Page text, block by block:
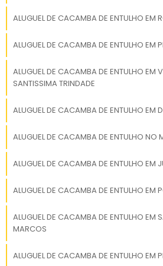
serviço de alta qualidade.
Comparar
Comparar orçamentos e
diferentes prestadores
oferta. A RH Guindastes
da eficiência. Além do
considerar a gama de
prazos e suporte ao cliente.
DICAS PARA
SERVIÇO DE
CAÇAMBA
de cargas
e suporte
execução do
trabalho e
sinalização
operação. ✅ 4. Agilidade e
prazos
rapidez e
ALUGUEL DE CACAMBA DE ENTULHO EM
ALUGUEL DE CACAMBA DE ENTULHO EM
ALUGUEL DE CACAMBA DE ENTULHO EM
SANTISSIMA TRINDADE
ALUGUEL DE CACAMBA DE ENTULHO EM
ALUGUEL DE CACAMBA DE ENTULHO NO
ALUGUEL DE CACAMBA DE ENTULHO EM
ALUGUEL DE CACAMBA DE ENTULHO EM
ALUGUEL DE CACAMBA DE ENTULHO EM
MARCOS
ALUGUEL DE CACAMBA DE ENTULHO EM